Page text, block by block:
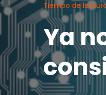
Tiempo de
Ya